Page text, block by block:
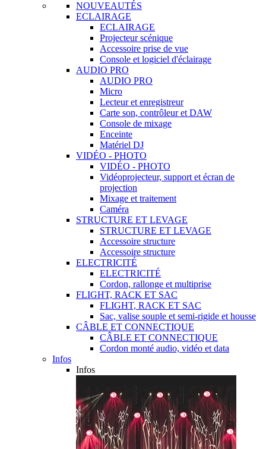
NOUVEAUTÉS
ECLAIRAGE
ECLAIRAGE
Projecteur scénique
Accessoire prise de vue
Console et logiciel d'éclairage
AUDIO PRO
AUDIO PRO
Micro
Lecteur et enregistreur
Carte son, contrôleur et DAW
Console de mixage
Enceinte
Matériel DJ
VIDÉO - PHOTO
VIDÉO - PHOTO
Vidéoprojecteur, support et écran de
projection
Mixage et traitement
Caméra
STRUCTURE ET LEVAGE
STRUCTURE ET LEVAGE
Accessoire structure
Accessoire structure
ELECTRICITÉ
ELECTRICITÉ
Cordon, rallonge et multiprise
FLIGHT, RACK ET SAC
FLIGHT, RACK ET SAC
Sac, valise souple et semi-rigide et housse
CÂBLE ET CONNECTIQUE
CÂBLE ET CONNECTIQUE
Cordon monté audio, vidéo et data
Infos
Infos